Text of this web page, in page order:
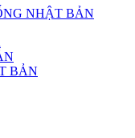
NHẬT BẢN
BẢN